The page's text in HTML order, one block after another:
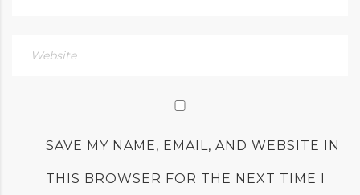
SAVE MY NAME, EMAIL, AND WEBSITE IN
THIS BROWSER FOR THE NEXT TIME I